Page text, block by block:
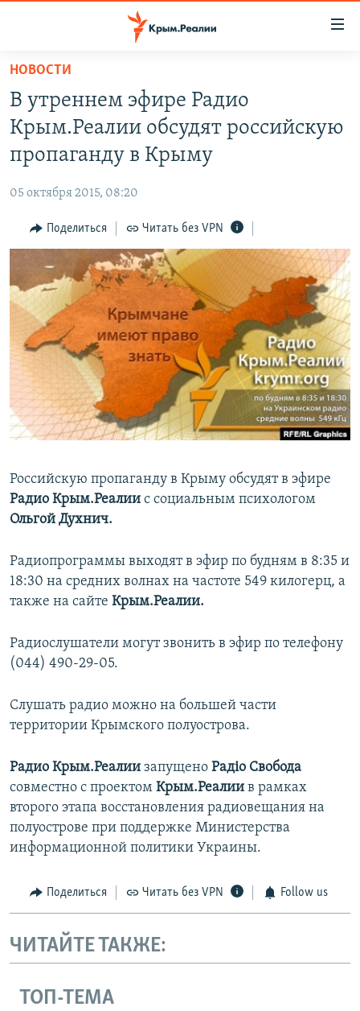
Вернуться
основному
содержанию
Вернутся
главной
навигации
Вернутся
поиску
СПЕЦПРОЕКТЫ
11 ЛЕТ ОККУПАЦИИ КРЫМА. 11 ИСТОРИЙ СОПРОТИВЛЕНИЯ
ВОДА
ЕЩЕ
ИНТЕРАКТИВ
ИНФОГРАФИКА
ТЕЛЕПРОЕКТ КРЫМ.РЕАЛИИ
СОВЕТЫ ПРАВОЗАЩИТНИКОВ
ПРОПАВШИЕ БЕЗ ВЕСТИ
ПОБЕДИТЕЛЕЙ НЕ СУДЯТ?
КРЫМ.НЕПОКОРЕННЫЙ
ELIFBE
РАДІО СВОБОДА
КАК ОБОЙТИ БЛОКИРОВКУ
Українською
Qırımtatar
ПРИСОЕДИНЯЙТЕСЬ!
Все сайты RFE/RL
НОВОСТИ
В утреннем эфире Радио
Крым.Реалии обсудят российскую
пропаганду в Крыму
05 октября 2015, 08:20
Поделиться Читать без VPN
Российскую пропаганду в Крыму обсудят в эфире
Радио Крым.Реалии с социальным психологом
Ольгой Духнич.
Радиопрограммы выходят в эфир по будням в 8:35 и
18:30 на средних волнах на частоте 549 килогерц, а
также на сайте Крым.Реалии.
Радиослушатели могут звонить в эфир по телефону
(044) 490-29-05.
Слушать радио можно на большей части
территории Крымского полуострова.
Радио Крым.Реалии запущено Радіо Свобода
совместно с проектом Крым.Реалии в рамках
второго этапа восстановления радиовещания на
полуострове при поддержке Министерства
информационной политики Украины.
Поделиться Читать без VPN Follow us
ЧИТАЙТЕ ТАКЖЕ:
ТОП-ТЕМА